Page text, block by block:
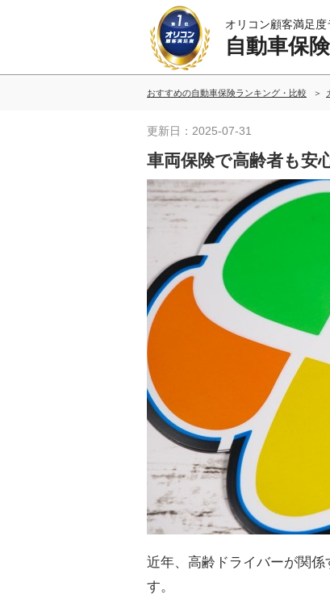
オリコン顧客満足
自動車保険
おすすめの自動車保険ランキング・比較
更新日：2025-07-31
車両保険で高齢者も安
近年、高齢ドライバーが関
す。